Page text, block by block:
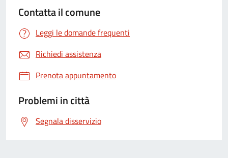
Contatta il comune
Leggi le domande frequenti
Richiedi assistenza
Prenota appuntamento
Problemi in città
Segnala disservizio